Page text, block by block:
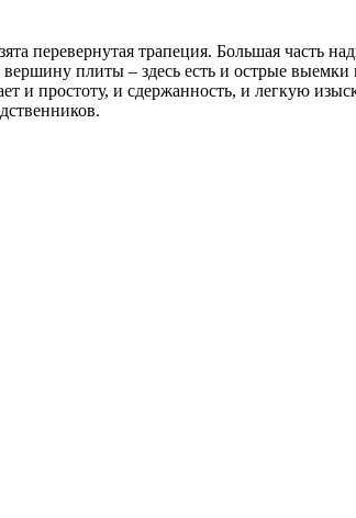
перевернутая трапеция. Большая
плиты – здесь есть и острые
и простоту, и сдержанность, и легкую